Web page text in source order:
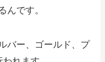
んです。
バー、ゴールド、プ